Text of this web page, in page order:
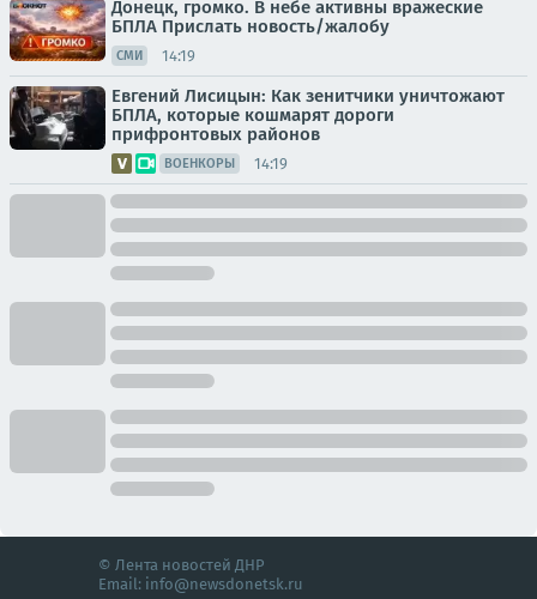
Донецк, громко. В небе активны вражеские
БПЛА Прислать новость/жалобу
СМИ 14:19
Евгений Лисицын: Как зенитчики уничтожают
БПЛА, которые кошмарят дороги
прифронтовых районов
ВОЕНКОРЫ 14:19
© Лента новостей ДНР
Email: info@newsdonetsk.ru